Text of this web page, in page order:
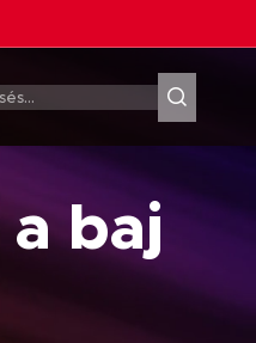
baj